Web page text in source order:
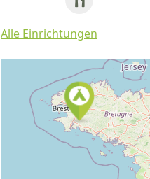
Alle Einrichtungen
Auf Google
Maps
anzeigen